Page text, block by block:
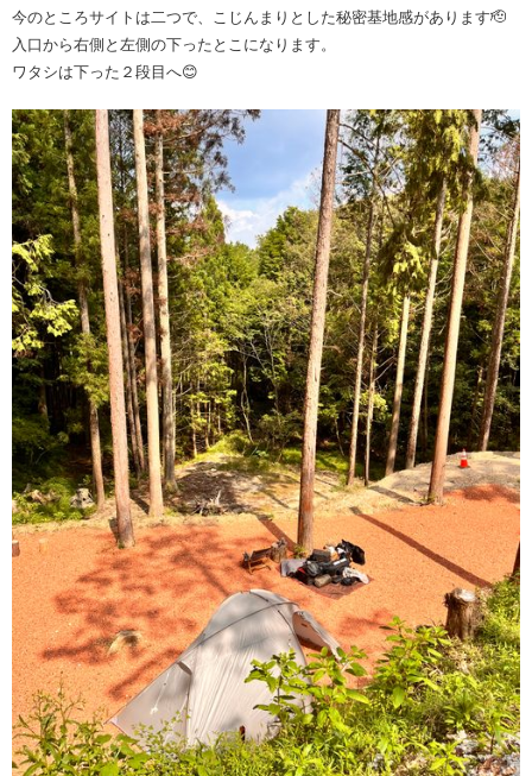
今のところサイトは二つで、こじんまりとした秘密基地感があります🫡
入口から右側と左側の下ったとこになります。
ワタシは下った２段目へ😊